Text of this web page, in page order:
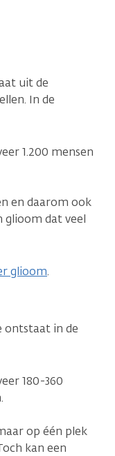
uit de
In de
1.200 mensen
en daarom ook
glioom dat veel
glioom.
ontstaat in de
180-360
op één plek
kan een